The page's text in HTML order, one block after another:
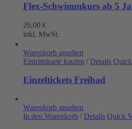
Flex-Schwimmkurs ab 5
20,00 €
inkl. MwSt.
Warenkorb ansehen
Eintrittskarte kaufen / Details
Einzeltickets Freibad
Warenkorb ansehen
In den Warenkorb / Details Quick